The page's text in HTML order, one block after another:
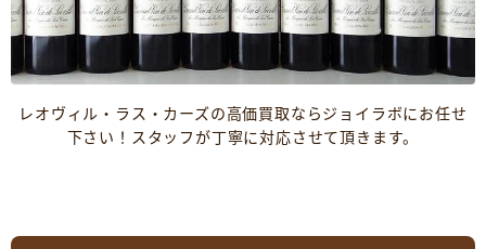
レオヴィル・ラス・カーズの高価買取ならジョイラボにお任せ
下さい！スタッフが丁寧に対応させて頂きます。